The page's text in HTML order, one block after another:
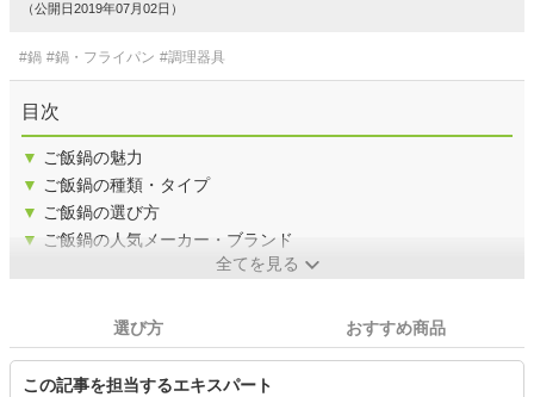
（公開日2019年07月02日）
#鍋 #鍋・フライパン #調理器具
目次
▼ ご飯鍋の魅力
▼ ご飯鍋の種類・タイプ
▼ ご飯鍋の選び方
▼ ご飯鍋の人気メーカー・ブランド
全てを見る
選び方 おすすめ商品
この記事を担当するエキスパート